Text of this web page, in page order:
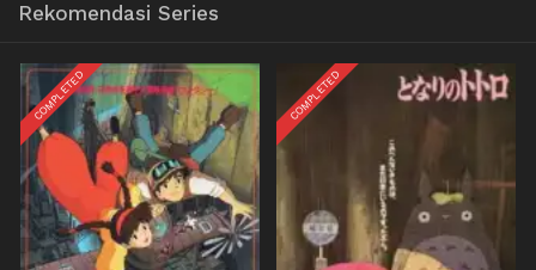
Rekomendasi Series
COMPLETED COMPLETED